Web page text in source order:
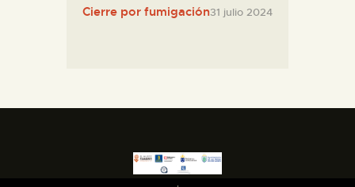
Cierre por fumigación31 julio 2024